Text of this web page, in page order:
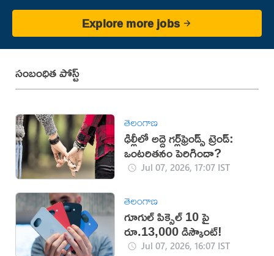
Explore more jobs
సంబంధిత పోస్ట్
తెలంగాణ
ఢిల్లీలో అద్దె గర్ల్‌ఫ్రెండ్స్ ట్రెండ్:
ఒంటరితనం పెరిగిందా?
Jul 07, 2026, 17:07 IST
తెలంగాణ
గూగుల్ పిక్సెల్ 10 పై
రూ.13,000 డిస్కౌంట్!
Jul 07, 2026, 16:07 IST